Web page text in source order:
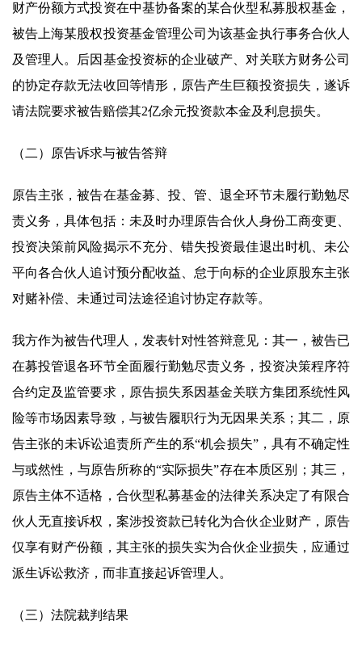
财产份额方式投资在中基协备案的某合伙型私募股权基金，
被告上海某股权投资基金管理公司为该基金执行事务合伙人
及管理人。后因基金投资标的企业破产、对关联方财务公司
的协定存款无法收回等情形，原告产生巨额投资损失，遂诉
请法院要求被告赔偿其2亿余元投资款本金及利息损失。
（二）原告诉求与被告答辩
原告主张，被告在基金募、投、管、退全环节未履行勤勉尽
责义务，具体包括：未及时办理原告合伙人身份工商变更、
投资决策前风险揭示不充分、错失投资最佳退出时机、未公
平向各合伙人追讨预分配收益、怠于向标的企业原股东主张
对赌补偿、未通过司法途径追讨协定存款等。
我方作为被告代理人，发表针对性答辩意见：其一，被告已
在募投管退各环节全面履行勤勉尽责义务，投资决策程序符
合约定及监管要求，原告损失系因基金关联方集团系统性风
险等市场因素导致，与被告履职行为无因果关系；其二，原
告主张的未诉讼追责所产生的系“机会损失”，具有不确定性
与或然性，与原告所称的“实际损失”存在本质区别；其三，
原告主体不适格，合伙型私募基金的法律关系决定了有限合
伙人无直接诉权，案涉投资款已转化为合伙企业财产，原告
仅享有财产份额，其主张的损失实为合伙企业损失，应通过
派生诉讼救济，而非直接起诉管理人。
（三）法院裁判结果